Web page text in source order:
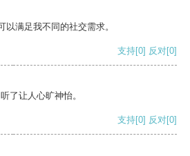
满足我不同的社交需求。
支持[0] 反对[0]
了让人心旷神怡。
支持[0] 反对[0]